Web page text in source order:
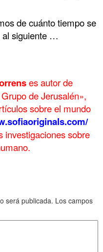
de cuánto tiempo se
al siguiente …
es autor de
de Jerusalén»,
sobre el mundo
investigaciones sobre
será publicada. Los campos